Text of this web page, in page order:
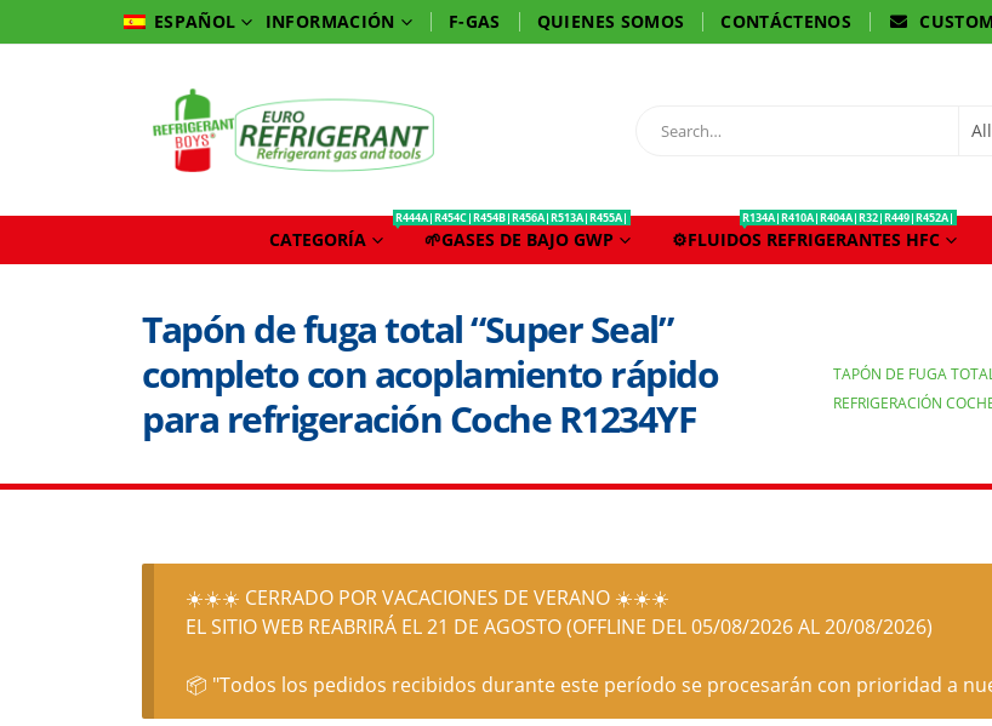
ESPAÑOL INFORMACIÓN F-GAS QUIENES SOMOS CONTÁCTENOS
CATEGORÍA 🌱GASES DE BAJO GWP
R444A|R454C|R454B|R456A|R513A|R455A|
⚙️FLUIDOS REFRIGERANTES HFC
R134A|R410A|R404A|R32|R449|R452A|
Tapón de fuga total “Super Seal”
completo con acoplamiento rápido
para refrigeración Coche R1234YF
TAPÓN DE FUGA
REFRIGERACIÓN
☀️☀️☀️ CERRADO POR VACACIONES DE VERANO ☀️☀️☀️
EL SITIO WEB REABRIRÁ EL 21 DE AGOSTO (OFFLINE DEL 05/08/2026 AL 20/08/2026)
📦 "Todos los pedidos recibidos durante este período se procesarán con prioridad a